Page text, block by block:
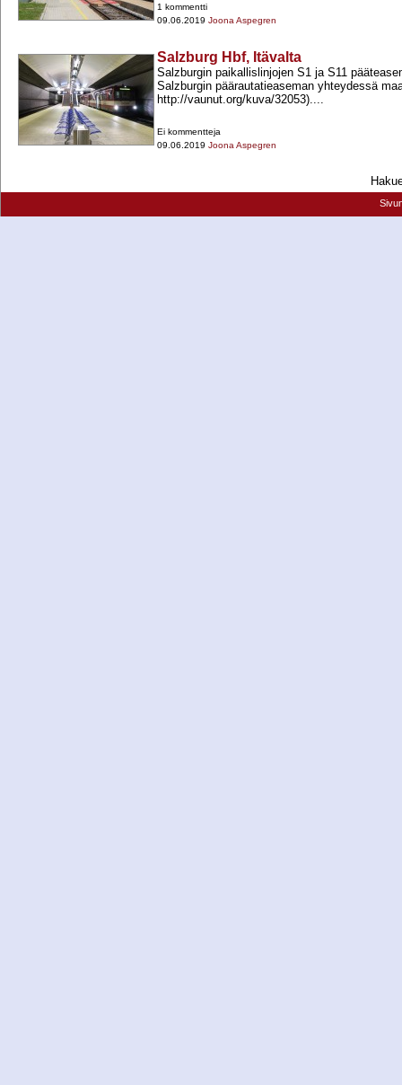
1 kommentti
09.06.2019 Joona Aspegren
Salzburg Hbf, Itävalta
Salzburgin paikallislinjojen S1 ja S11
Salzburgin päärautatieaseman yhteydessä
http://vaunut.org/kuva/32053)....
Ei kommentteja
09.06.2019 Joona Aspegren